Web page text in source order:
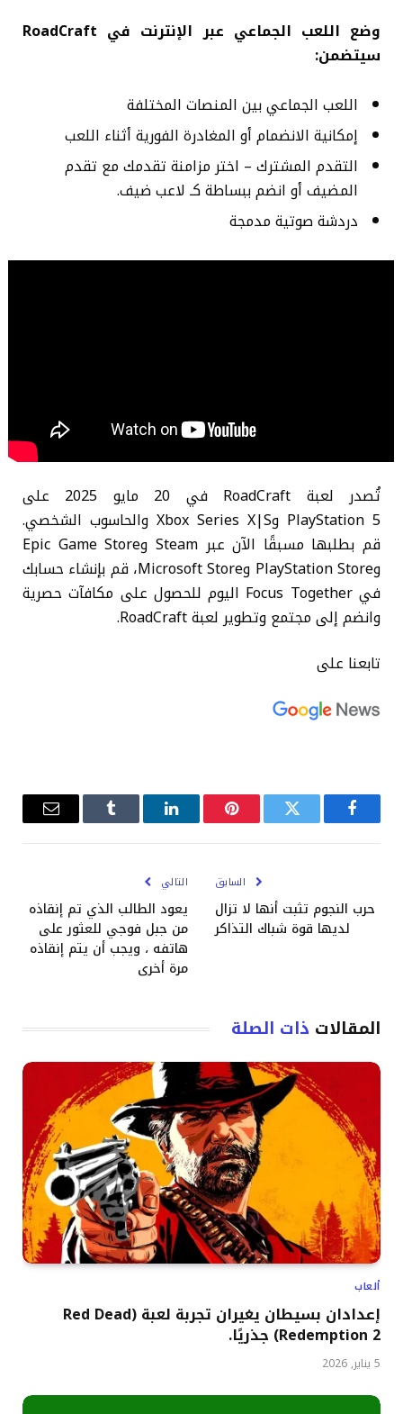
وضع اللعب الجماعي عبر الإنترنت في RoadCraft
سيتضمن:
اللعب الجماعي بين المنصات المختلفة
إمكانية الانضمام أو المغادرة الفورية أثناء اللعب
التقدم المشترك – اختر مزامنة تقدمك مع تقدم
المضيف أو انضم ببساطة كـ لاعب ضيف.
دردشة صوتية مدمجة
تُصدر لعبة RoadCraft في 20 مايو 2025 على
PlayStation 5 وXbox Series X|S والحاسوب الشخصي.
قم بطلبها مسبقًا الآن عبر Steam وEpic Game Store
وPlayStation Store وMicrosoft Store، قم بإنشاء حسابك
في Focus Together اليوم للحصول على مكافآت حصرية
وانضم إلى مجتمع وتطوير لعبة RoadCraft.
تابعنا على
فيسبوكتويتر بينتيريستلينكدإن Tumblrالبريد
السابق
حرب النجوم تثبت أنها لا تزال
لديها قوة شباك التذاكر
التالي
يعود الطالب الذي تم إنقاذه
من جبل فوجي للعثور على
هاتفه ، ويجب أن يتم إنقاذه
مرة أخرى
المقالات ذات الصلة
ألعاب
إعدادان بسيطان يغيران تجربة لعبة (Red Dead
Redemption 2) جذريًا.
5 يناير, 2026